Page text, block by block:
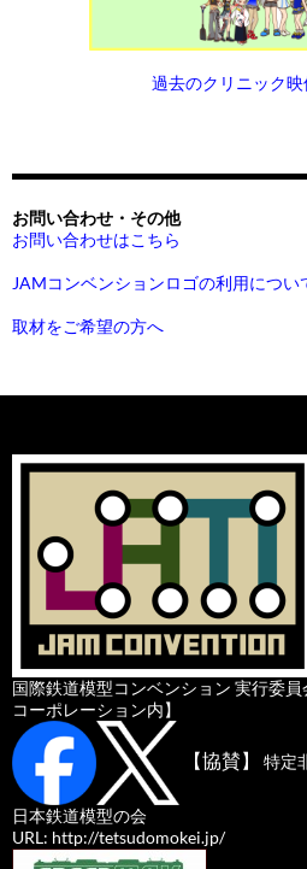
過去のクリニック映
お問い合わせ・その他
お問い合わせはこちら
JAMコンベンションロゴの利用につい
取材をご希望の方へ
国際鉄道模型コンベンション 実行委
コーポレーション内】
【協賛】 特定
日本鉄道模型の会
URL: http://tetsudomokei.jp/